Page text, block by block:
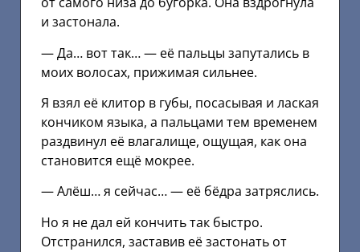
и застонала.
— Да… вот так… — её пальцы запутались в
моих волосах, прижимая сильнее.
Я взял её клитор в губы, посасывая и лаская
кончиком языка, а пальцами тем временем
раздвинул её влагалище, ощущая, как она
становится ещё мокрее.
— Алёш… я сейчас… — её бёдра затряслись.
Но я не дал ей кончить так быстро.
Отстранился, заставив её застонать от